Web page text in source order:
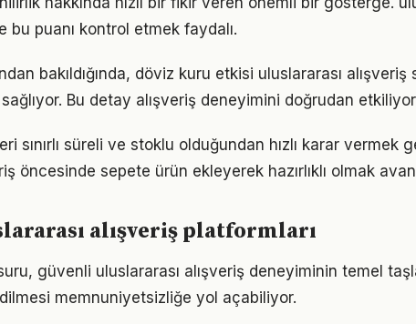
bu puanı kontrol etmek faydalı.
bakıldığında, döviz kuru etkisi uluslararası
Bu detay alışveriş deneyimini doğrudan
sınırlı süreli ve stoklu olduğundan hızlı karar vermek
öncesinde sepete ürün ekleyerek hazırlıklı olmak
alışveriş platformları
güvenli uluslararası alışveriş deneyiminin temel
memnuniyetsizliğe yol açabiliyor.